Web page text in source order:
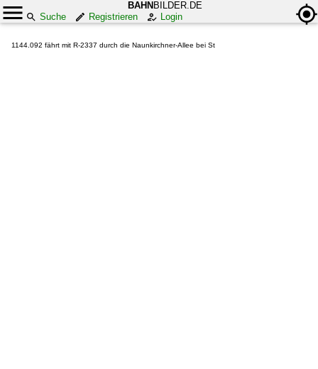
BAHN BILDER.DE
Suche
Registrieren Login
1144.092 fährt mit R-2337 durch die Naunkirchner-Allee bei St